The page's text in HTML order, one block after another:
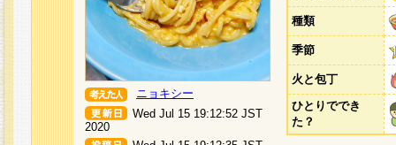
ニョキシー
Wed Jul 15 19:12:52 JST
2020
種類
季節
火と包丁
ひとりででき
た？